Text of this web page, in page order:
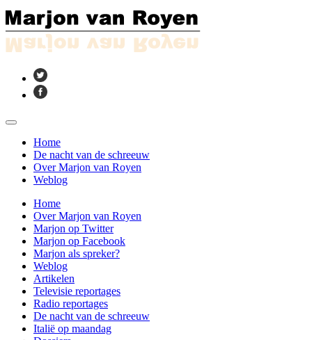
Home
De nacht van de schreeuw
Over Marjon van Royen
Weblog
Home
Over Marjon van Royen
Marjon op Twitter
Marjon op Facebook
Marjon als spreker?
Weblog
Artikelen
Televisie reportages
Radio reportages
De nacht van de schreeuw
Italië op maandag